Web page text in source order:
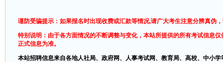
谨防受骗提示：如果报名时出现收费或汇款等情况,请广大考生注意分辨真伪
特别说明：由于各方面情况的不断调整与变化，本站所提供的所有考试信息
正式信息为准。
本站招聘信息来自各地人社局、政府网、人事考试网、教育局、高校、中小